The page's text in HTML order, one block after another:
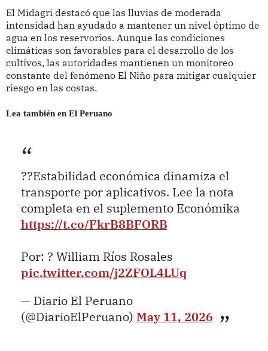
El Midagri destacó que las lluvias de moderada
intensidad han ayudado a mantener un nivel óptimo de
agua en los reservorios. Aunque las condiciones
climáticas son favorables para el desarrollo de los
cultivos, las autoridades mantienen un monitoreo
constante del fenómeno El Niño para mitigar cualquier
riesgo en las costas.
Lea también en El Peruano
??Estabilidad económica dinamiza el
transporte por aplicativos. Lee la nota
completa en el suplemento Económika
https://t.co/FkrB8BFORB
Por: ? William Ríos Rosales
pic.twitter.com/j2ZFOL4LUq
— Diario El Peruano
(@DiarioElPeruano) May 11, 2026